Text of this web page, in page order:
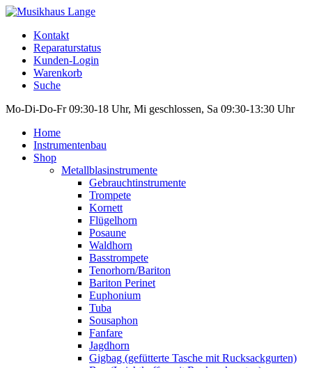
Kontakt
Reparaturstatus
Kunden-Login
Warenkorb
Suche
Mo-Di-Do-Fr 09:30-18 Uhr, Mi geschlossen, Sa 09:30-13:30 Uhr
Home
Instrumentenbau
Shop
Metallblasinstrumente
Gebrauchtinstrumente
Trompete
Kornett
Flügelhorn
Posaune
Waldhorn
Basstrompete
Tenorhorn/Bariton
Bariton Perinet
Euphonium
Tuba
Sousaphon
Fanfare
Jagdhorn
Gigbag (gefütterte Tasche mit Rucksackgurten)